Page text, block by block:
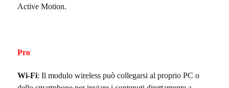
Active Motion.
Pro
Wi-Fi: Il modulo wireless può collegarsi al proprio PC o